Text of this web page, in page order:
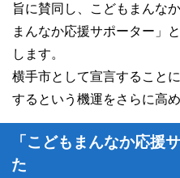
旨に賛同し、こどもまんな
まんなか応援サポーター」
します。
横手市として宣言すること
するという機運をさらに高
「こどもまんなか応援
た